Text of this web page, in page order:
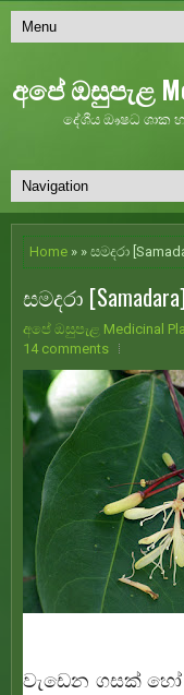
අපේ ඔසුපැළ
දේශීය ඖෂධ ශාක
Home » » සමදරා
සමදරා
අපේ ඔසුපැළ Medicinal
14 comments
වැඩෙන ගසක් හෝ